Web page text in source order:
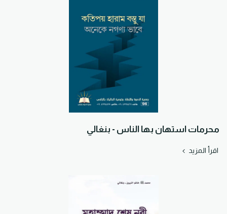
محرمات استهان بها الناس - بنغالي
اقرأ المزيد